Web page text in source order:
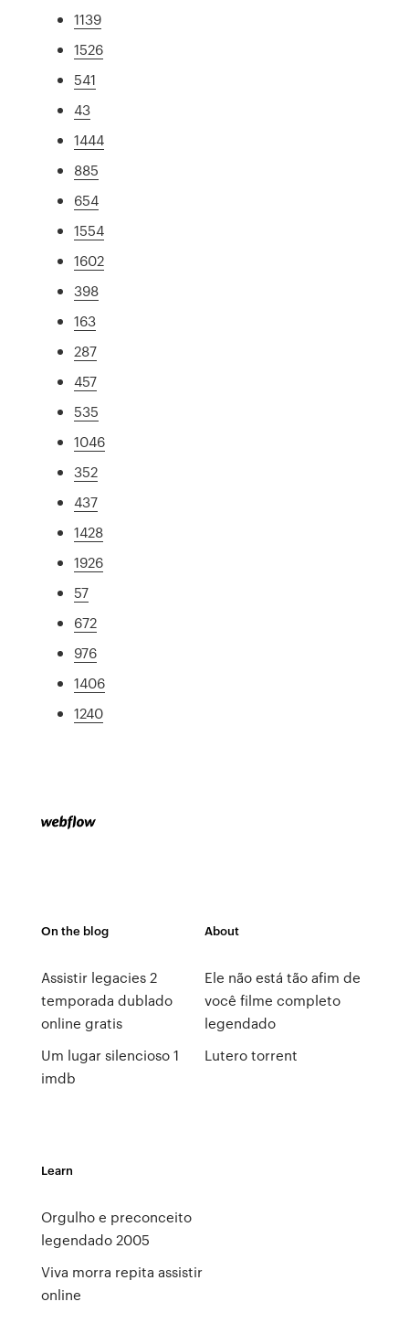
1139
1526
541
43
1444
885
654
1554
1602
398
163
287
457
535
1046
352
437
1428
1926
57
672
976
1406
1240
On the blog
Assistir legacies 2
temporada dublado
online gratis
Um lugar silencioso 1
imdb
About
Ele não está tão afim de
você filme completo
legendado
Lutero torrent
Learn
Orgulho e preconceito
legendado 2005
Viva morra repita assistir
online